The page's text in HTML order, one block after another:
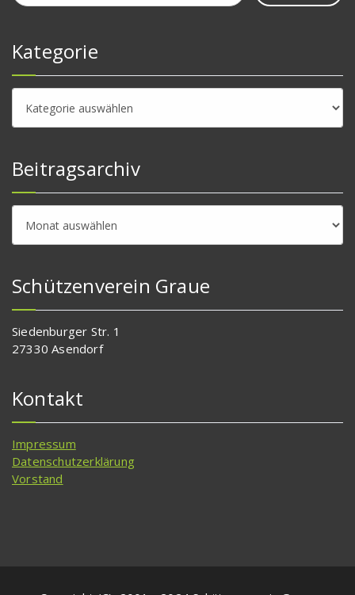
Kategorie
Kategorie
Beitragsarchiv
Beitragsarchiv
Schützenverein Graue
Siedenburger Str. 1
27330 Asendorf
Kontakt
Impressum
Datenschutzerklärung
Vorstand